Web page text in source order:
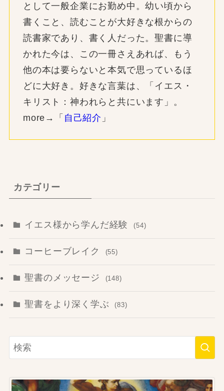
として一般企業にお勤め中。幼い頃から
書くこと、読むことが大好きな根からの
読書家であり、書く人だった。聖書に導
かれた今は、この一冊さえあれば、もう
他の本は要らないと本気で思っているほ
どに大好き。好きな言葉は、「イエス・
キリスト：神われらと共にいます」。
more→「 自己紹介 」
カテゴリー
イエス様から学んだ経験 (54)
コーヒーブレイク (55)
聖書のメッセージ (148)
聖書をより深く学ぶ (83)